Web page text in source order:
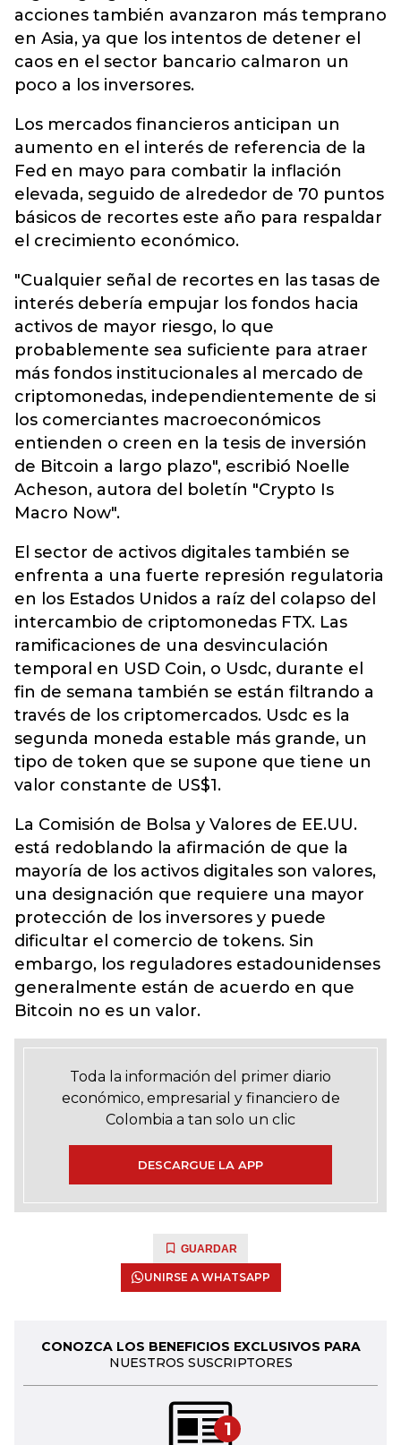
acciones también avanzaron más temprano
en Asia, ya que los intentos de detener el
caos en el sector bancario calmaron un
poco a los inversores.
Los mercados financieros anticipan un
aumento en el interés de referencia de la
Fed en mayo para combatir la inflación
elevada, seguido de alrededor de 70 puntos
básicos de recortes este año para respaldar
el crecimiento económico.
"Cualquier señal de recortes en las tasas de
interés debería empujar los fondos hacia
activos de mayor riesgo, lo que
probablemente sea suficiente para atraer
más fondos institucionales al mercado de
criptomonedas, independientemente de si
los comerciantes macroeconómicos
entienden o creen en la tesis de inversión
de Bitcoin a largo plazo", escribió Noelle
Acheson, autora del boletín "Crypto Is
Macro Now".
El sector de activos digitales también se
enfrenta a una fuerte represión regulatoria
en los Estados Unidos a raíz del colapso del
intercambio de criptomonedas FTX. Las
ramificaciones de una desvinculación
temporal en USD Coin, o Usdc, durante el
fin de semana también se están filtrando a
través de los criptomercados. Usdc es la
segunda moneda estable más grande, un
tipo de token que se supone que tiene un
valor constante de US$1.
La Comisión de Bolsa y Valores de EE.UU.
está redoblando la afirmación de que la
mayoría de los activos digitales son valores,
una designación que requiere una mayor
protección de los inversores y puede
dificultar el comercio de tokens. Sin
embargo, los reguladores estadounidenses
generalmente están de acuerdo en que
Bitcoin no es un valor.
Toda la información del primer diario
económico, empresarial y financiero de
Colombia a tan solo un clic
DESCARGUE LA APP
GUARDAR
UNIRSE A WHATSAPP
CONOZCA LOS BENEFICIOS EXCLUSIVOS PARA
NUESTROS SUSCRIPTORES
1